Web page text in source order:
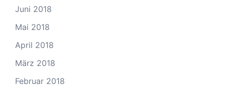
Juni 2018
Mai 2018
April 2018
März 2018
Februar 2018